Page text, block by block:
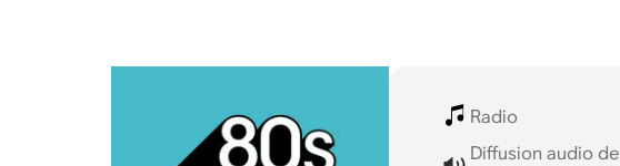
Radio
Diffusion audio de